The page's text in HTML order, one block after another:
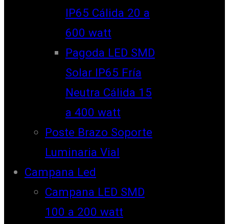
IP65 Cálida 20 a
600 watt
Pagoda LED SMD
Solar IP65 Fría
Neutra Cálida 15
a 400 watt
Poste Brazo Soporte
Luminaria Vial
Campana Led
Campana LED SMD
100 a 200 watt